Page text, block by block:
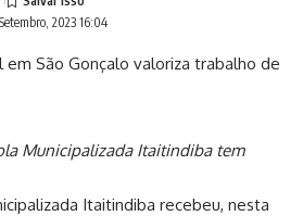
2023 16:04
Municipalizada Itaitindiba tem
Itaitindiba recebeu, nesta